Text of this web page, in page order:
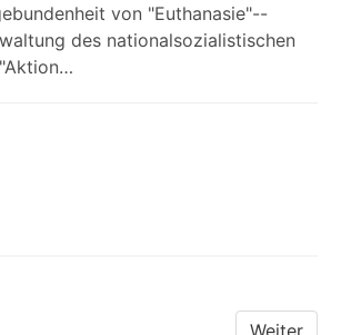
von "Euthanasie"--
des nationalsozialistischen
Weiter